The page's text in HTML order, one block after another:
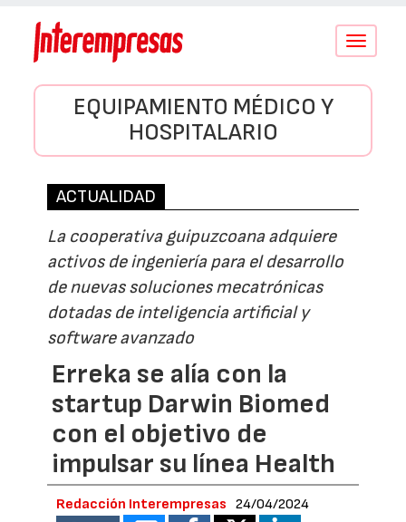
Conmutar
EQUIPAMIENTO MÉDICO Y
HOSPITALARIO
ACTUALIDAD
La cooperativa guipuzcoana adquiere
activos de ingeniería para el desarrollo
de nuevas soluciones mecatrónicas
dotadas de inteligencia artificial y
software avanzado
Erreka se alía con la
startup Darwin Biomed
con el objetivo de
impulsar su línea Health
Redacción Interempresas 24/04/2024